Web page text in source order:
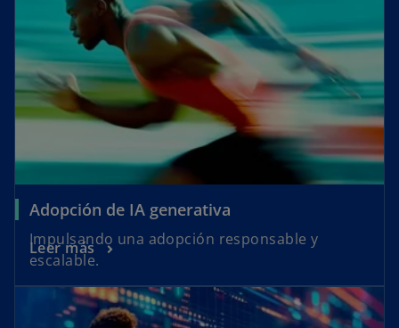
Adopción de IA generativa
Impulsando una adopción responsable y
escalable.
Leer más